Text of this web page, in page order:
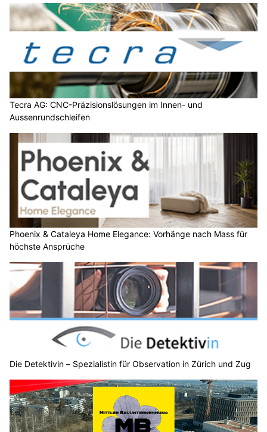
Tecra AG: CNC-Präzisionslösungen im Innen- und
Aussenrundschleifen
Phoenix & Cataleya Home Elegance: Vorhänge nach Mass für
höchste Ansprüche
Die Detektivin – Spezialistin für Observation in Zürich und Zug